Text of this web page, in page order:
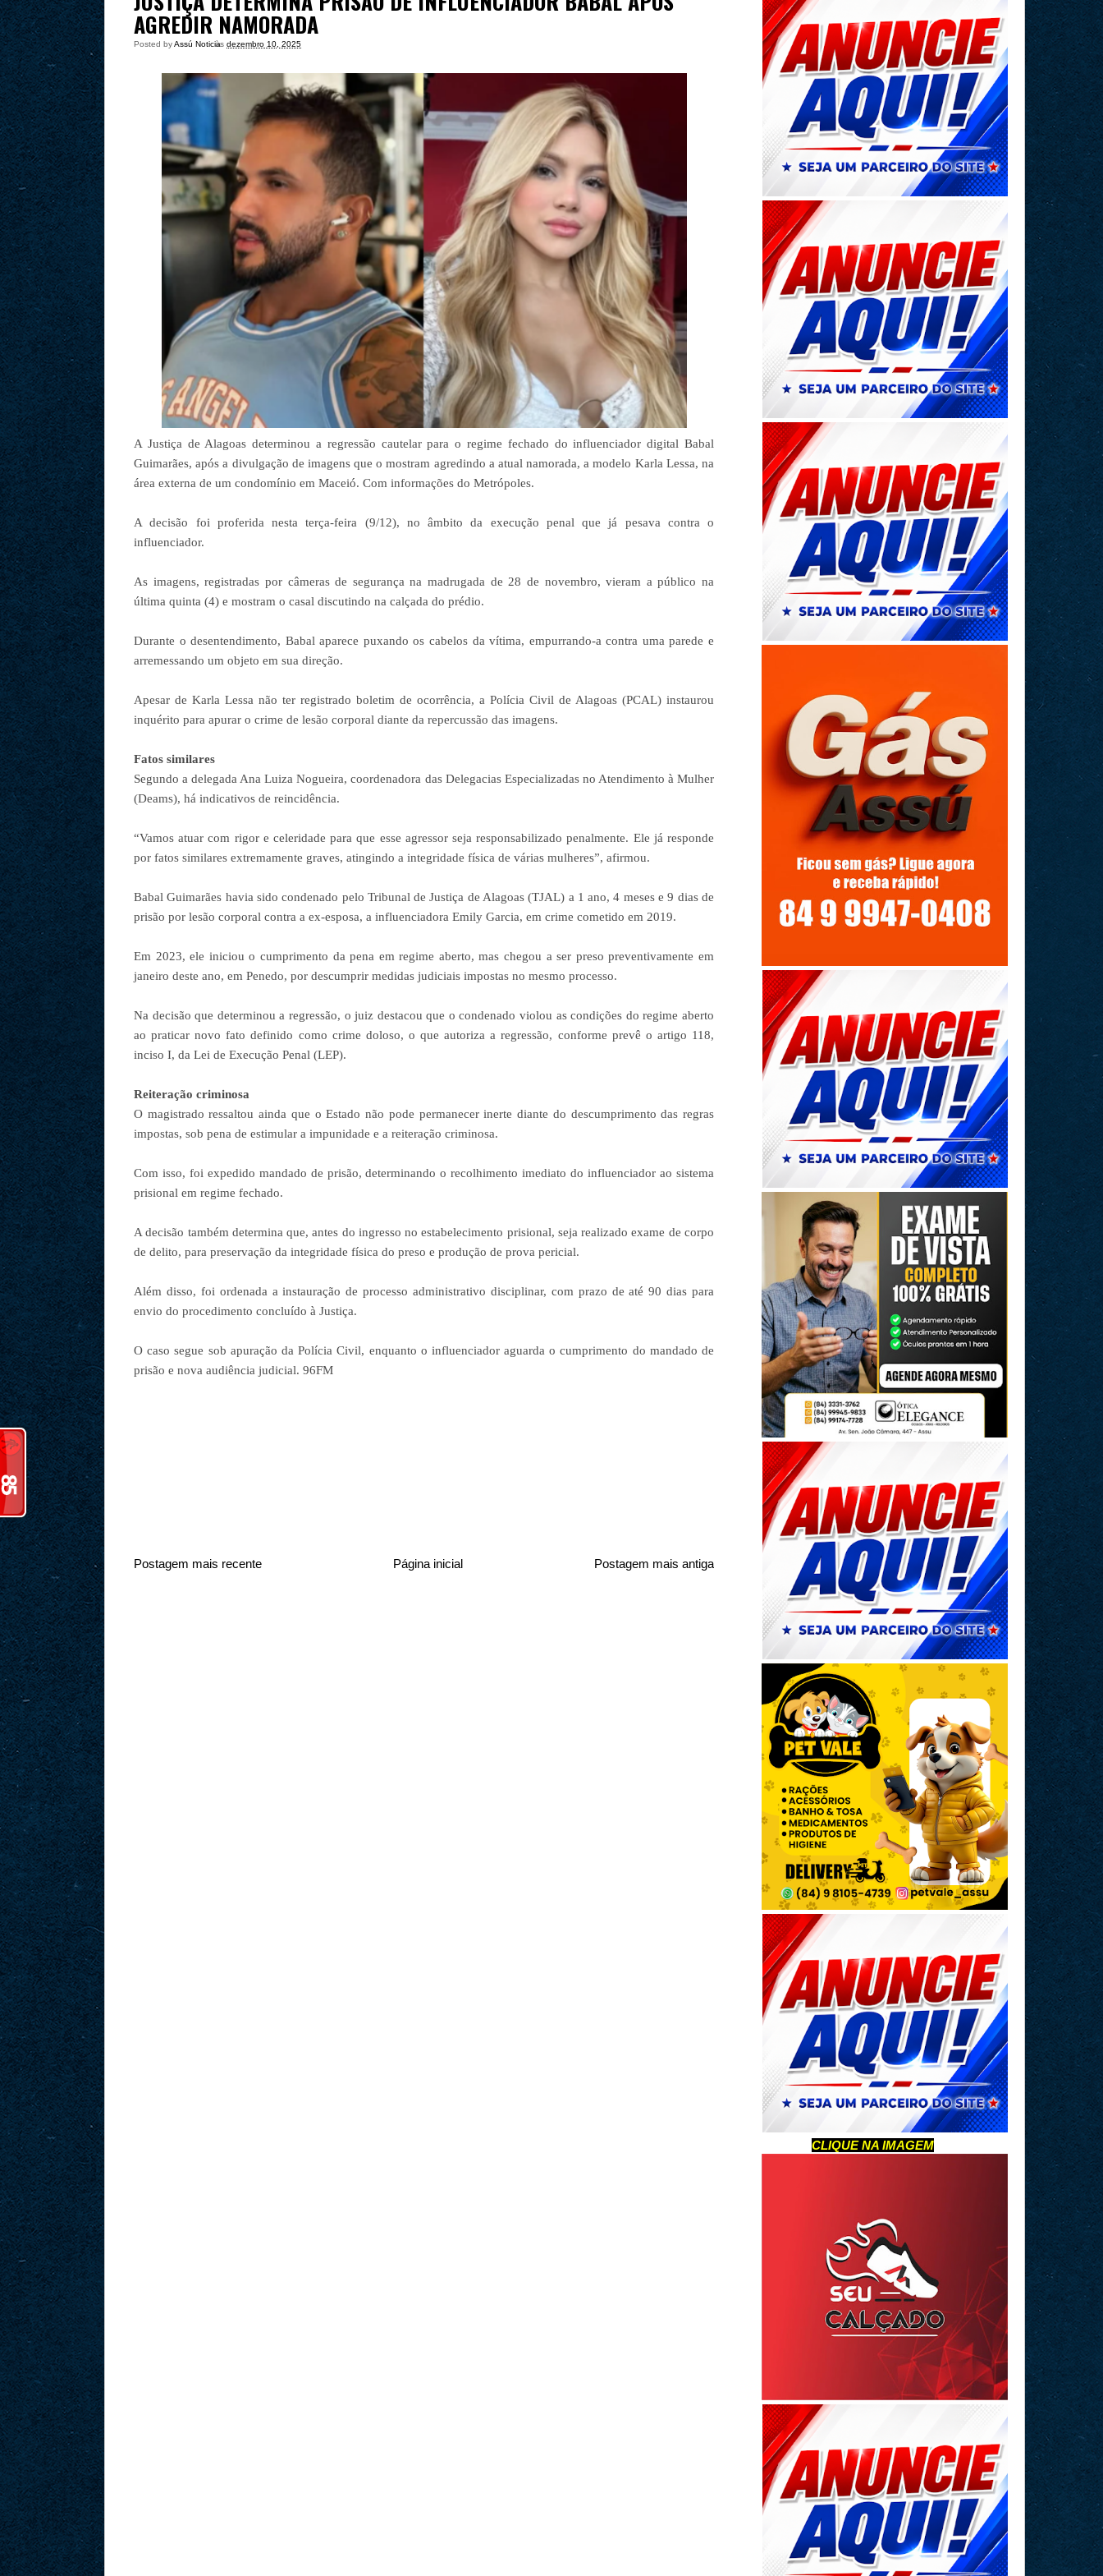
AGREDIR NAMORADA
Posted byAssú Noticia
às dezembro 10, 2025
A Justiça de Alagoas determinou a regressão cautelar para o regime fechado do influenciador digital Babal
Guimarães, após a divulgação de imagens que o mostram agredindo a atual namorada, a modelo Karla Lessa, na
área externa de um condomínio em Maceió. Com informações do Metrópoles.
A decisão foi proferida nesta terça-feira (9/12), no âmbito da execução penal que já pesava contra o
influenciador.
As imagens, registradas por câmeras de segurança na madrugada de 28 de novembro, vieram a público na
última quinta (4) e mostram o casal discutindo na calçada do prédio.
Durante o desentendimento, Babal aparece puxando os cabelos da vítima, empurrando-a contra uma parede e
arremessando um objeto em sua direção.
Apesar de Karla Lessa não ter registrado boletim de ocorrência, a Polícia Civil de Alagoas (PCAL) instaurou
inquérito para apurar o crime de lesão corporal diante da repercussão das imagens.
Fatos similares
Segundo a delegada Ana Luiza Nogueira, coordenadora das Delegacias Especializadas no Atendimento à Mulher
(Deams), há indicativos de reincidência.
“Vamos atuar com rigor e celeridade para que esse agressor seja responsabilizado penalmente. Ele já responde
por fatos similares extremamente graves, atingindo a integridade física de várias mulheres”, afirmou.
Babal Guimarães havia sido condenado pelo Tribunal de Justiça de Alagoas (TJAL) a 1 ano, 4 meses e 9 dias de
prisão por lesão corporal contra a ex-esposa, a influenciadora Emily Garcia, em crime cometido em 2019.
Em 2023, ele iniciou o cumprimento da pena em regime aberto, mas chegou a ser preso preventivamente em
janeiro deste ano, em Penedo, por descumprir medidas judiciais impostas no mesmo processo.
Na decisão que determinou a regressão, o juiz destacou que o condenado violou as condições do regime aberto
ao praticar novo fato definido como crime doloso, o que autoriza a regressão, conforme prevê o artigo 118,
inciso I, da Lei de Execução Penal (LEP).
Reiteração criminosa
O magistrado ressaltou ainda que o Estado não pode permanecer inerte diante do descumprimento das regras
impostas, sob pena de estimular a impunidade e a reiteração criminosa.
Com isso, foi expedido mandado de prisão, determinando o recolhimento imediato do influenciador ao sistema
prisional em regime fechado.
A decisão também determina que, antes do ingresso no estabelecimento prisional, seja realizado exame de corpo
de delito, para preservação da integridade física do preso e produção de prova pericial.
Além disso, foi ordenada a instauração de processo administrativo disciplinar, com prazo de até 90 dias para
envio do procedimento concluído à Justiça.
O caso segue sob apuração da Polícia Civil, enquanto o influenciador aguarda o cumprimento do mandado de
prisão e nova audiência judicial. 96FM
Postagem mais recente Postagem mais antiga
Página inicial
CLIQUE NA IMAGEM